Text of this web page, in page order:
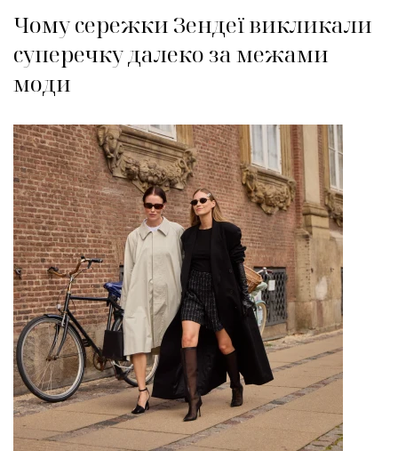
Чому сережки Зендеї викликали
суперечку далеко за межами
моди